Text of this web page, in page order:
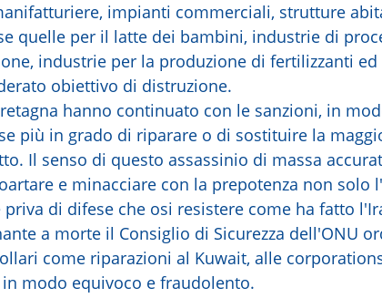
impianti commerciali, strutture
quelle per il latte dei bambini, industrie di
industrie per la produzione di fertilizzanti ed
obiettivo di distruzione.
hanno continuato con le sanzioni, in
più in grado di riparare o di sostituire la
Il senso di questo assassinio di massa
e minacciare con la prepotenza non solo
di difese che osi resistere come ha fatto
a morte il Consiglio di Sicurezza dell'ONU
come riparazioni al Kuwait, alle corporations
modo equivoco e fraudolento.